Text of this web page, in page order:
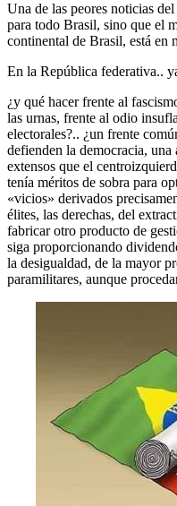
Una de las peores noticias
para todo Brasil, sino que el
continental de Brasil, está en
En la República federativa..
¿y qué hacer frente al
las urnas, frente al odio
electorales?.. ¿un frente
defienden la democracia, una
extensos que el
tenía méritos de sobra para
«vicios» derivados
élites, las derechas, del
fabricar otro producto de
siga proporcionando
la desigualdad, de la mayor
paramilitares, aunque